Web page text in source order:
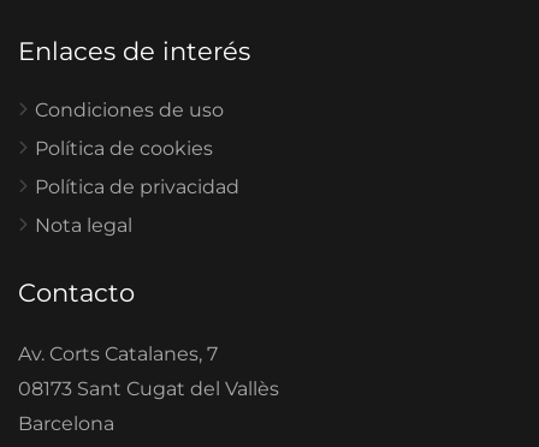
Enlaces de interés
Condiciones de uso
Política de cookies
Política de privacidad
Nota legal
Contacto
Av. Corts Catalanes, 7
08173 Sant Cugat del Vallès
Barcelona